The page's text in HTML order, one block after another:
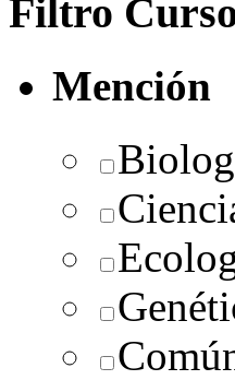
Filtro
Mención